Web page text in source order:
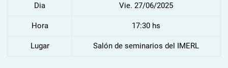
Dia Vie. 27/06/2025
Hora 17:30 hs
Lugar Salón de seminarios del IMERL